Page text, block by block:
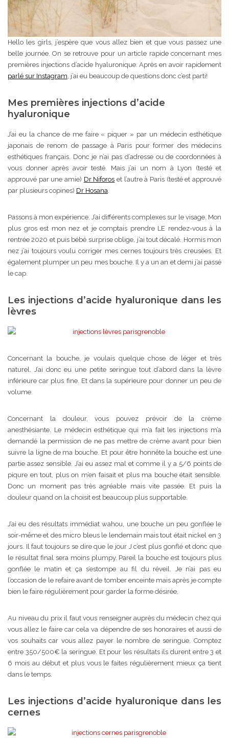
Hello les girls, j’espère que vous allez bien et que vous passez une
belle journée. On se retrouve pour un article rapide concernant mes
premières injections d’acide hyaluronique. Après en avoir rapidement
parlé sur Instagram, j’ai eu beaucoup de questions donc c’est parti!
Mes premières injections d’acide
hyaluronique
J’ai eu la chance de me faire « piquer » par un médecin esthétique
japonais de renom de passage à Paris pour former des médecins
esthétiques français. Donc je n’ai pas d’adresse ou de coordonnées à
vous donner après avoir testé. Mais j’ai un nom à Lyon (testé et
approuvé par une amie) Dr Niforos et l’autre à Paris (testé et approuvé
par plusieurs copines) Dr Hosana.
Passons à mon expérience. J’ai différents complexes sur le visage. Mon
plus gros est mon nez et je comptais prendre LE rendez-vous à la
rentrée 2020 et puis bébé surprise oblige, j’ai tout décalé. Hormis mon
nez j’ai toujours voulu corriger mes cernes toujours très creusées. Et
également plumper un peu mes bouche. Il y a un an et demi j’ai passé
le cap.
Les injections d’acide hyaluronique dans les
lèvres
Concernant la bouche, je voulais quelque chose de léger et très
naturel. J’ai donc eu une petite seringue tout d’abord dans la lèvre
inférieure car plus fine. Et dans la supérieure pour donner un peu de
volume.
Concernant la douleur, vous pouvez prévoir de la crème
anesthésiante. Le médecin esthétique qui m’a fait les injections m’a
demandé la permission de ne pas mettre de crème avant pour bien
suivre la ligne de ma bouche. Et pour être honnête la bouche est une
partie assez sensible. J’ai eu assez mal et comme il y a 5/6 points de
piqure en tout, plus on m’en faisait et plus ma bouche était sensible.
Donc un moment pas très agréable mais vite passée. Et puis la
douleur quand on la choisit est beaucoup plus supportable.
J’ai eu des résultats immédiat wahou, une bouche un peu gonflée le
soir-même et des micro bleus le lendemain mais tout était nickel en 3
jours. Il faut toujours se dire que le jour J c’est plus gonflé et donc que
le résultat final sera moins plumpy. Pareil la bouche est toujours plus
gonflée le matin et ça s’estompe au fil du réveil. Je n’ai pas eu
l’occasion de le refaire avant de tomber enceinte mais après je compte
bien le faire régulièrement pour garder la forme désirée.
Au niveau du prix il faut vous renseigner auprès du médecin chez qui
vous allez le faire car cela va dépendre de ses honoraires et aussi de
vos souhaits car vous allez payer le nombre de seringue. Comptez
entre 350/500€ la seringue. Et pour les résultats ils durent entre 3 et
6 mois au début et plus vous le faites régulièrement mieux ça tient
dans le temps.
Les injections d’acide hyaluronique dans les
cernes